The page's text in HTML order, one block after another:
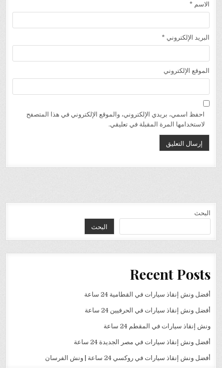
الاسم *
البريد الإلكتروني *
الموقع الإلكتروني
احفظ اسمي، بريدي الإلكتروني، والموقع الإلكتروني في هذا المتصفح
لاستخدامها المرة المقبلة في تعليقي.
البحث
البحث
Recent Posts
أفضل ونش إنقاذ سيارات في القطامية 24 ساعة
أفضل ونش إنقاذ سيارات في الحرفيين 24 ساعة
ونش إنقاذ سيارات في المقطم 24 ساعة
أفضل ونش إنقاذ سيارات في مصر الجديدة 24 ساعة
أفضل ونش إنقاذ سيارات في روكسي 24 ساعة | ونش الفرسان